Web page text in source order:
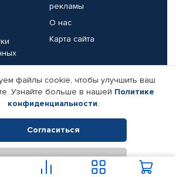
рекламы
О нас
Карта сайта
Реквизиты компании
2015-2026. Все права защищены.
товаров Автопрофи.
файлы cookie, чтобы улучшить ваш
Узнайте больше в нашей Политике
конфиденциальности.
Согласиться
Отклонить